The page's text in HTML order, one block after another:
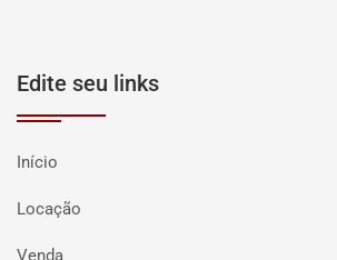
Edite seu links
Início
Locação
Venda